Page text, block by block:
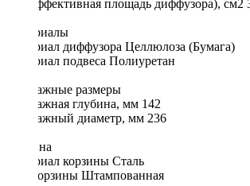
Sd (Эффективная площадь диффузора), см2
Материалы
Материал диффузора Целлюлоза (Бумага)
Материал подвеса Полиуретан
Монтажные размеры
Монтажная глубина, мм 142
Монтажный диаметр, мм 236
Корзина
Материал корзины Сталь
Тип корзины Штампованная